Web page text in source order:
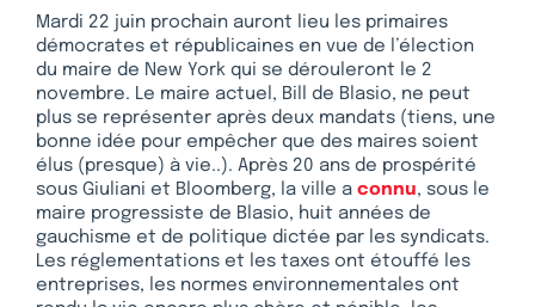
Mardi 22 juin prochain auront lieu les primaires
démocrates et républicaines en vue de l’élection
du maire de New York qui se dérouleront le 2
novembre. Le maire actuel, Bill de Blasio, ne peut
plus se représenter après deux mandats (tiens, une
bonne idée pour empêcher que des maires soient
élus (presque) à vie..). Après 20 ans de prospérité
sous Giuliani et Bloomberg, la ville a connu, sous le
maire progressiste de Blasio, huit années de
gauchisme et de politique dictée par les syndicats.
Les réglementations et les taxes ont étouffé les
entreprises, les normes environnementales ont